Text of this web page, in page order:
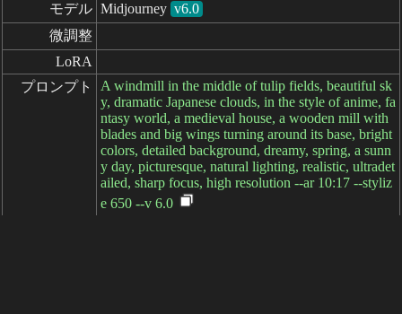
モデル Midjourney v6.0
微調整
LoRA
プロンプト
A windmill in the middle of tulip fields, beautiful sk
y, dramatic Japanese clouds, in the style of anime, fa
ntasy world, a medieval house, a wooden mill with
blades and big wings turning around its base, bright
colors, detailed background, dreamy, spring, a sunn
y day, picturesque, natural lighting, realistic, ultradet
ailed, sharp focus, high resolution --ar 10:17 --styliz
e 650 --v 6.0